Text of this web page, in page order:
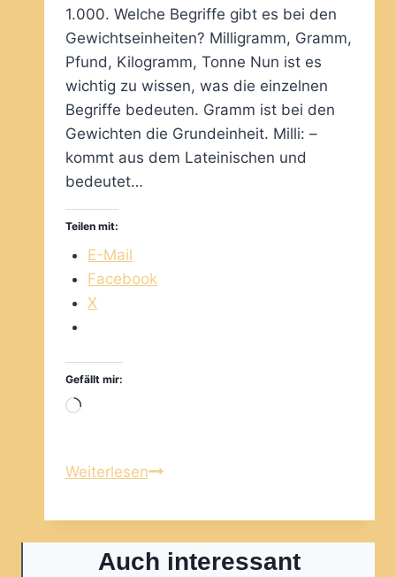
1.000. Welche Begriffe gibt es bei den
Gewichtseinheiten? Milligramm, Gramm,
Pfund, Kilogramm, Tonne Nun ist es
wichtig zu wissen, was die einzelnen
Begriffe bedeuten. Gramm ist bei den
Gewichten die Grundeinheit. Milli: –
kommt aus dem Lateinischen und
bedeutet…
Teilen mit:
E-Mail
Facebook
X
Gefällt mir:
Wird
WeiterlesenMit
rechnen
–
ein
Auch interessant